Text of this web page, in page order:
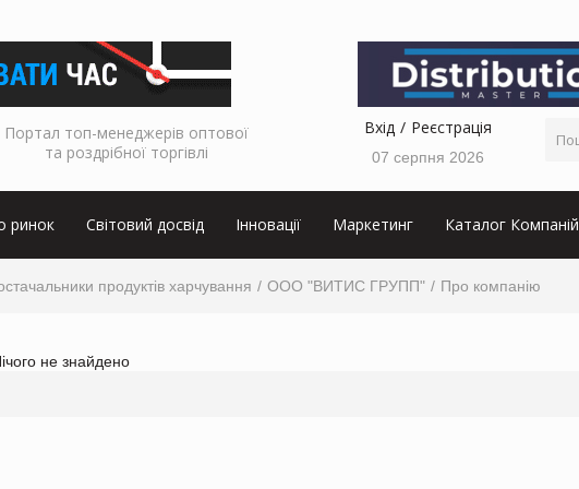
Портал топ-менеджерів оптової
та роздрібної торгівлі
Вхід Реєстрація
07 серпня 2026
ринок Світовий досвід Інновації Маркетинг Каталог Компаній
продуктів харчування ООО "ВИТИС ГРУПП" Про компанію
не знайдено